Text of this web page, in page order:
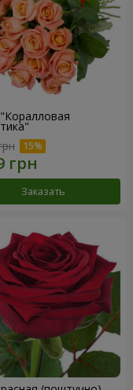
Заказать